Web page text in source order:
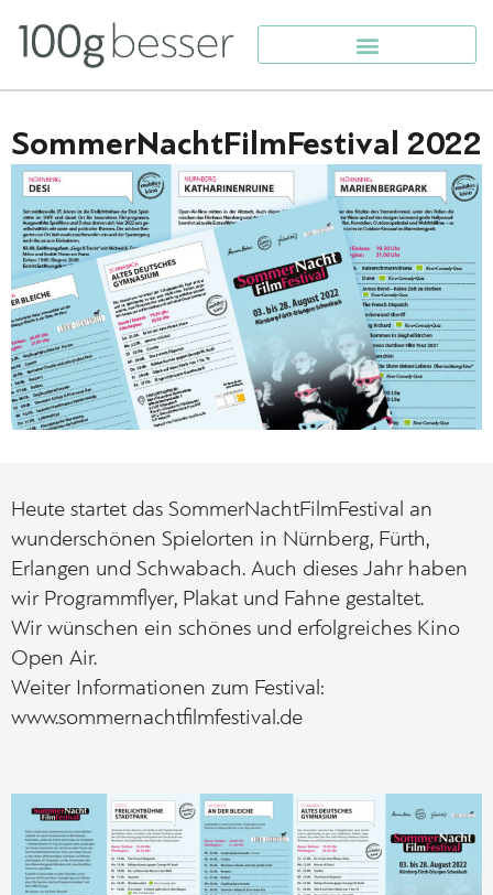
SommerNachtFilmFestival 2022
Heute startet das SommerNachtFilmFestival an
wunderschönen Spielorten in Nürnberg, Fürth,
Erlangen und Schwabach. Auch dieses Jahr haben
wir Programmflyer, Plakat und Fahne gestaltet.
Wir wünschen ein schönes und erfolgreiches Kino
Open Air.
Weiter Informationen zum Festival:
www.sommernachtfilmfestival.de